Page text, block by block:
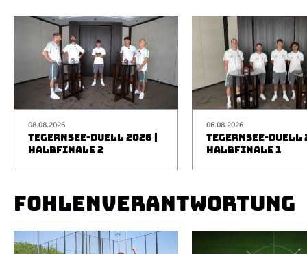
08.08.2026
TEGERNSEE-DUELL 2026 |
HALBFINALE 2
06.08.2026
TEGERNSEE-DUELL
HALBFINALE 1
FOHLENVERANTWORTUNG